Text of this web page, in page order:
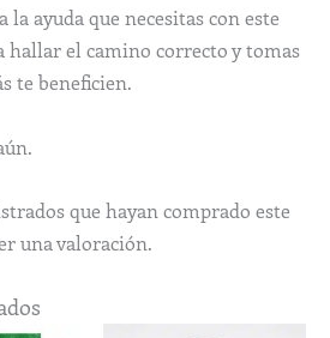
ayuda que necesitas con este
hallar el camino correcto y tomas
te beneficien.
que hayan comprado este
una valoración.